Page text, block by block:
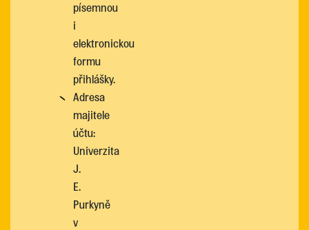
písemnou
i
elektronickou
formu
přihlášky.
Adresa
majitele
účtu:
Univerzita
J.
E.
Purkyně
v